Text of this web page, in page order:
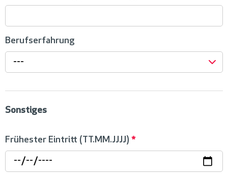
Berufserfahrung
---
Sonstiges
Frühester Eintritt (TT.MM.JJJJ) *